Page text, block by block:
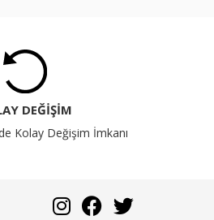
DEĞİŞİM
Kolay Değişim İmkanı